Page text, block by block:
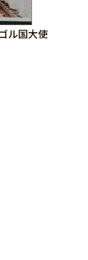
ル国大使